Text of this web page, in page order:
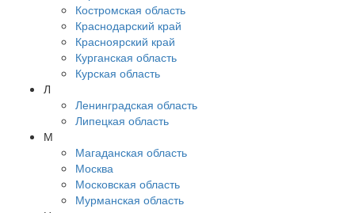
Костромская область
Краснодарский край
Красноярский край
Курганская область
Курская область
Л
Ленинградская область
Липецкая область
М
Магаданская область
Москва
Московская область
Мурманская область